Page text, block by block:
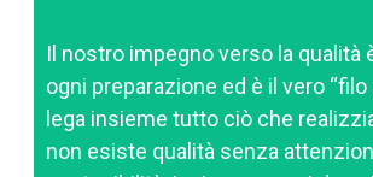
Il nostro impegno verso la qualità
ogni preparazione ed è il vero “filo
lega insieme tutto ciò che
non esiste qualità senza